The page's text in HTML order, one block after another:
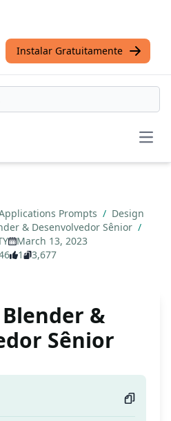
Instalar Gratuitamente
Prompts / Design
& Desenvolvedor Sênior /
March 13, 2023
1 3,677
&
Sênior